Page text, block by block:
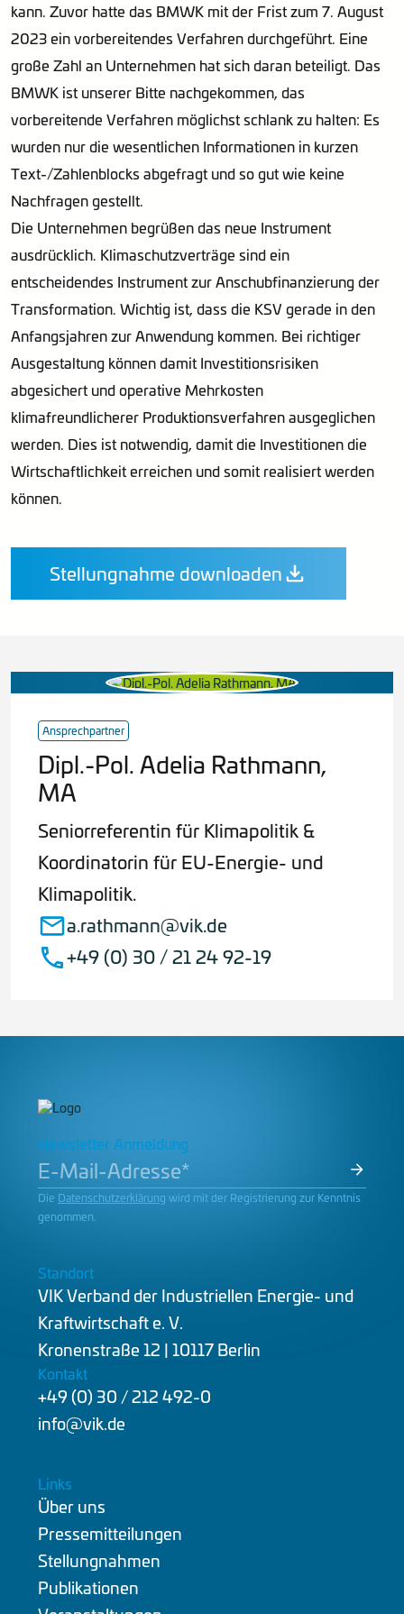
kann. Zuvor hatte das BMWK mit der Frist zum 7. August
2023 ein vorbereitendes Verfahren durchgeführt. Eine
große Zahl an Unternehmen hat sich daran beteiligt. Das
BMWK ist unserer Bitte nachgekommen, das
vorbereitende Verfahren möglichst schlank zu halten: Es
wurden nur die wesentlichen Informationen in kurzen
Text-/Zahlenblocks abgefragt und so gut wie keine
Nachfragen gestellt.
Die Unternehmen begrüßen das neue Instrument
ausdrücklich. Klimaschutzverträge sind ein
entscheidendes Instrument zur Anschubfinanzierung der
Transformation. Wichtig ist, dass die KSV gerade in den
Anfangsjahren zur Anwendung kommen. Bei richtiger
Ausgestaltung können damit Investitionsrisiken
abgesichert und operative Mehrkosten
klimafreundlicherer Produktionsverfahren ausgeglichen
werden. Dies ist notwendig, damit die Investitionen die
Wirtschaftlichkeit erreichen und somit realisiert werden
können.
Stellungnahme downloaden
Ansprechpartner
Dipl.-Pol. Adelia Rathmann,
MA
Seniorreferentin für Klimapolitik &
Koordinatorin für EU-Energie- und
Klimapolitik.
a.rathmann@vik.de
+49 (0) 30 / 21 24 92-19
Newsletter Anmeldung
Die Datenschutzerklärung wird mit der Registrierung zur Kenntnis
genommen.
Standort
VIK Verband der Industriellen Energie- und
Kraftwirtschaft e. V.
Kronenstraße 12 | 10117 Berlin
Kontakt
+49 (0) 30 / 212 492-0
info@vik.de
Links
Über uns
Pressemitteilungen
Stellungnahmen
Publikationen